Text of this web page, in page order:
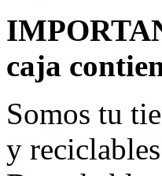
caja
Somos tu
y